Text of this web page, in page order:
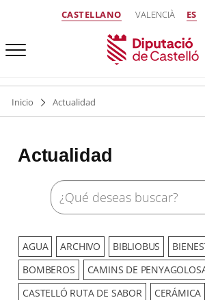
CASTELLANO VALENCIÀ ES
Inicio Actualidad
Actualidad
AGUA ARCHIVO BIBLIOBUS
BOMBEROS
CAMINS DE
CASTELLÓ RUTA DE SABOR
CERÁMICA